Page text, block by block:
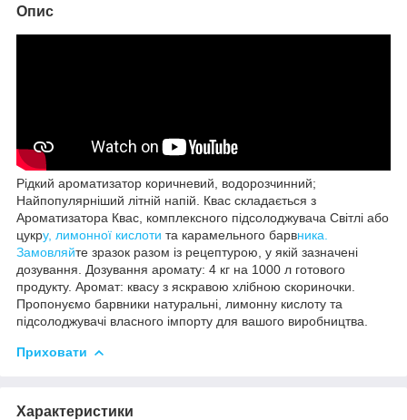
Опис
Рідкий ароматизатор коричневий, водорозчинний;
Найпопулярніший літній напій. Квас складається з
Ароматизатора Квас, комплексного підсолоджувача Світлі або
цукру, лимонної кислоти та карамельного барвника.
Замовляйте зразок разом із рецептурою, у якій зазначені
дозування. Дозування аромату: 4 кг на 1000 л готового
продукту. Аромат: квасу з яскравою хлібною скориночки.
Пропонуємо барвники натуральні, лимонну кислоту та
підсолоджувачі власного імпорту для вашого виробництва.
Приховати
Характеристики